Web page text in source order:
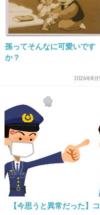
たよね～！
紅白に松っちゃん
w
15. 匿名2012/12/22(土) 08:16:45
私はMY LITTLE
ボーカルの透明感の
孫ってそんなに可愛いです
か？
2026年8月
【今思うと異常だった】